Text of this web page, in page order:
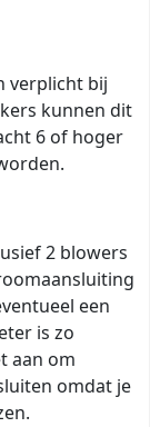
verplicht bij
kunnen dit
6 of hoger
2 blowers
een
is zo
aan om
omdat je